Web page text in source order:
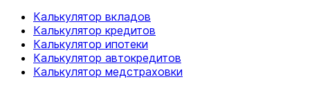
Калькулятор вкладов
Калькулятор кредитов
Калькулятор ипотеки
Калькулятор автокредитов
Калькулятор медстраховки